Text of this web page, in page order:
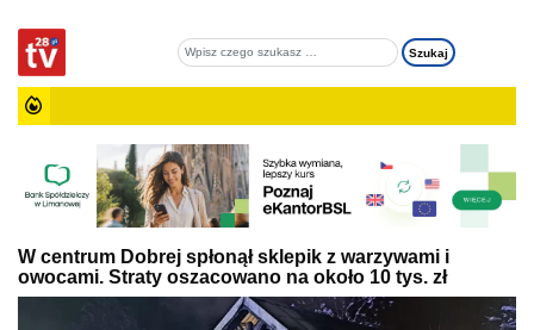
W centrum Dobrej spłonął sklepik z warzywami i
owocami. Straty oszacowano na około 10 tys. zł